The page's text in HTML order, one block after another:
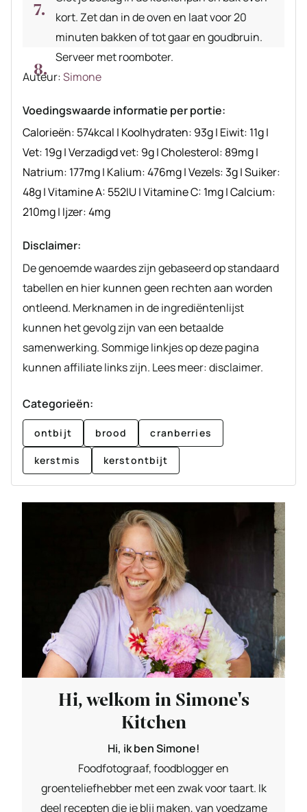
kort. Zet dan in de oven en laat voor 20
minuten bakken of tot gaar en goudbruin.
Serveer met roomboter.
Auteur
Auteur:Simone
Voedingswaarde informatie per portie:
Calorieën: 574kcal | Koolhydraten: 93g| Eiwit: 11g|
Vet: 19g|Verzadigd vet: 9g|Cholesterol: 89mg|
Natrium: 177mg| Kalium:476mg|Vezels:3g|Suiker:
48g|Vitamine A: 552IU|Vitamine C: 1mg|Calcium:
210mg| Ijzer:4mg
Disclaimer:
De genoemde waardes zijn gebaseerd op standaard
tabellen en hier kunnen geen rechten aan worden
ontleend. Merknamen in de ingrediëntenlijst
kunnen het gevolg zijn van een betaalde
samenwerking. Sommige linkjes op deze pagina
kunnen affiliate links zijn. Lees meer: disclaimer.
Categorieën:
ontbijt brood cranberries
kerstmis kerstontbijt
Hi, welkom in Simone's
Kitchen
Hi, ik ben Simone!
Foodfotograaf, foodblogger en
groenteliefhebber met een zwak voor taart. Ik
deel recepten die je blij maken, van voedzame